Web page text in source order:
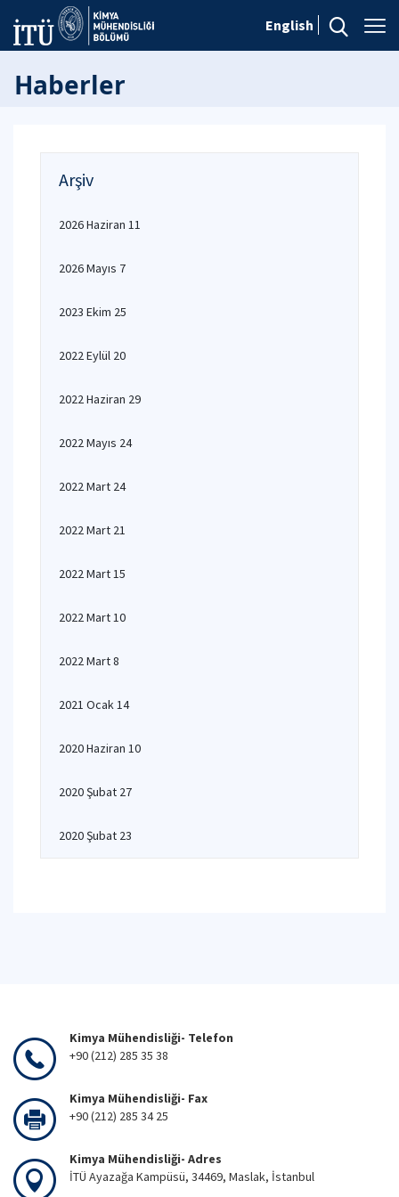
English
Haberler
Arşiv
2026 Haziran 11
2026 Mayıs 7
2023 Ekim 25
2022 Eylül 20
2022 Haziran 29
2022 Mayıs 24
2022 Mart 24
2022 Mart 21
2022 Mart 15
2022 Mart 10
2022 Mart 8
2021 Ocak 14
2020 Haziran 10
2020 Şubat 27
2020 Şubat 23
Kimya Mühendisliği- Telefon
+90 (212) 285 35 38
Kimya Mühendisliği- Fax
+90 (212) 285 34 25
Kimya Mühendisliği- Adres
İTÜ Ayazağa Kampüsü, 34469, Maslak, İstanbul